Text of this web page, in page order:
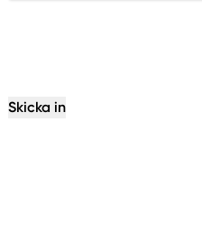
Skicka in